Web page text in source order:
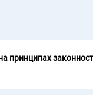
принципах